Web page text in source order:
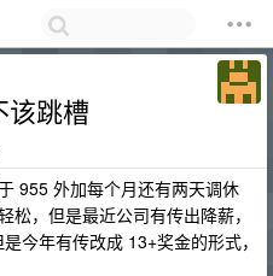
该跳槽
955 外加每个月还有两天调休
，但是最近公司有传出降薪，
今年有传改成 13+奖金的形式，